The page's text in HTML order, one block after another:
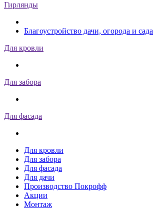
Гирлянды
Благоустройство дачи, огорода и сада
Для кровли
Для забора
Для фасада
Для кровли
Для забора
Для фасада
Для дачи
Производство Покрофф
Акции
Монтаж